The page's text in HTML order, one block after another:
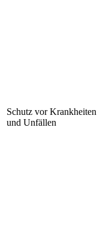
Schutz vor Krankheiten
und Unfällen